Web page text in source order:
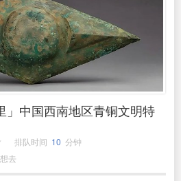
」中国西南地区青铜文明特
排队时间 10 分钟
想去